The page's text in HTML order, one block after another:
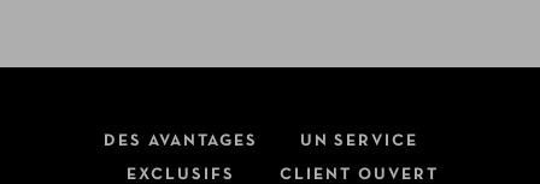
DES AVANTAGES
EXCLUSIFS
UN SERVICE
CLIENT OUVERT